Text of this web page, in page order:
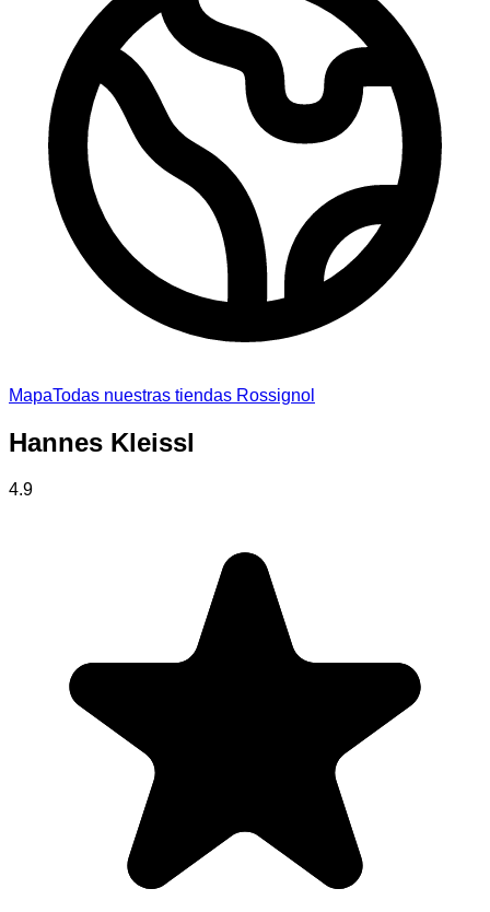
MapaTodas nuestras tiendas Rossignol
Hannes Kleissl
4.9